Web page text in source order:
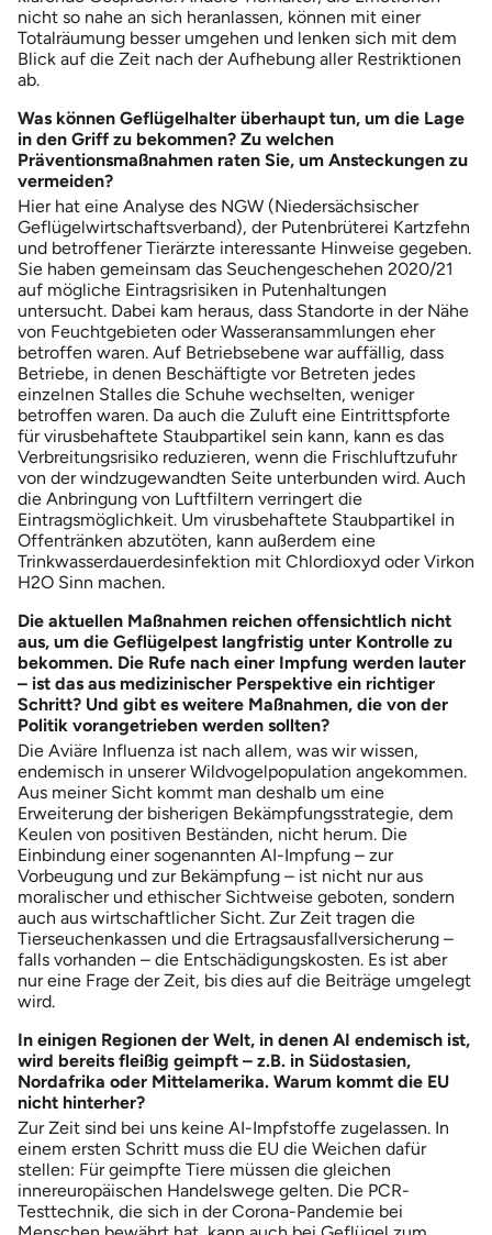
nicht so nahe an sich heranlassen, können mit einer
Totalräumung besser umgehen und lenken sich mit dem
Blick auf die Zeit nach der Aufhebung aller Restriktionen
ab.
Was können Geflügelhalter überhaupt tun, um die Lage
in den Griff zu bekommen? Zu welchen
Präventionsmaßnahmen raten Sie, um Ansteckungen zu
vermeiden?
Hier hat eine Analyse des NGW (Niedersächsischer
Geflügelwirtschaftsverband), der Putenbrüterei Kartzfehn
und betroffener Tierärzte interessante Hinweise gegeben.
Sie haben gemeinsam das Seuchengeschehen 2020/21
auf mögliche Eintragsrisiken in Putenhaltungen
untersucht. Dabei kam heraus, dass Standorte in der Nähe
von Feuchtgebieten oder Wasseransammlungen eher
betroffen waren. Auf Betriebsebene war auffällig, dass
Betriebe, in denen Beschäftigte vor Betreten jedes
einzelnen Stalles die Schuhe wechselten, weniger
betroffen waren. Da auch die Zuluft eine Eintrittspforte
für virusbehaftete Staubpartikel sein kann, kann es das
Verbreitungsrisiko reduzieren, wenn die Frischluftzufuhr
von der windzugewandten Seite unterbunden wird. Auch
die Anbringung von Luftfiltern verringert die
Eintragsmöglichkeit. Um virusbehaftete Staubpartikel in
Offentränken abzutöten, kann außerdem eine
Trinkwasserdauerdesinfektion mit Chlordioxyd oder Virkon
H2O Sinn machen.
Die aktuellen Maßnahmen reichen offensichtlich nicht
aus, um die Geflügelpest langfristig unter Kontrolle zu
bekommen. Die Rufe nach einer Impfung werden lauter
– ist das aus medizinischer Perspektive ein richtiger
Schritt? Und gibt es weitere Maßnahmen, die von der
Politik vorangetrieben werden sollten?
Die Aviäre Influenza ist nach allem, was wir wissen,
endemisch in unserer Wildvogelpopulation angekommen.
Aus meiner Sicht kommt man deshalb um eine
Erweiterung der bisherigen Bekämpfungsstrategie, dem
Keulen von positiven Beständen, nicht herum. Die
Einbindung einer sogenannten AI-Impfung – zur
Vorbeugung und zur Bekämpfung – ist nicht nur aus
moralischer und ethischer Sichtweise geboten, sondern
auch aus wirtschaftlicher Sicht. Zur Zeit tragen die
Tierseuchenkassen und die Ertragsausfallversicherung –
falls vorhanden – die Entschädigungskosten. Es ist aber
nur eine Frage der Zeit, bis dies auf die Beiträge umgelegt
wird.
In einigen Regionen der Welt, in denen AI endemisch ist,
wird bereits fleißig geimpft – z.B. in Südostasien,
Nordafrika oder Mittelamerika. Warum kommt die EU
nicht hinterher?
Zur Zeit sind bei uns keine AI-Impfstoffe zugelassen. In
einem ersten Schritt muss die EU die Weichen dafür
stellen: Für geimpfte Tiere müssen die gleichen
innereuropäischen Handelswege gelten. Die PCR-
Testtechnik, die sich in der Corona-Pandemie bei